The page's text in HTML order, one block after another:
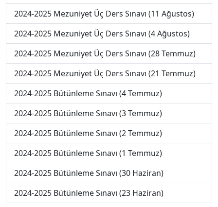
2024-2025 Mezuniyet Üç Ders Sınavı (11 Ağustos)
2024-2025 Mezuniyet Üç Ders Sınavı (4 Ağustos)
2024-2025 Mezuniyet Üç Ders Sınavı (28 Temmuz)
2024-2025 Mezuniyet Üç Ders Sınavı (21 Temmuz)
2024-2025 Bütünleme Sınavı (4 Temmuz)
2024-2025 Bütünleme Sınavı (3 Temmuz)
2024-2025 Bütünleme Sınavı (2 Temmuz)
2024-2025 Bütünleme Sınavı (1 Temmuz)
2024-2025 Bütünleme Sınavı (30 Haziran)
2024-2025 Bütünleme Sınavı (23 Haziran)